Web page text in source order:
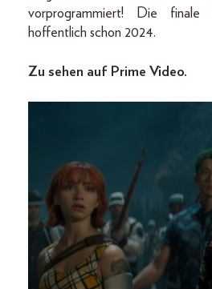
vorprogrammiert! Die
hoffentlich schon 2024.
Zu sehen auf Prime Video.